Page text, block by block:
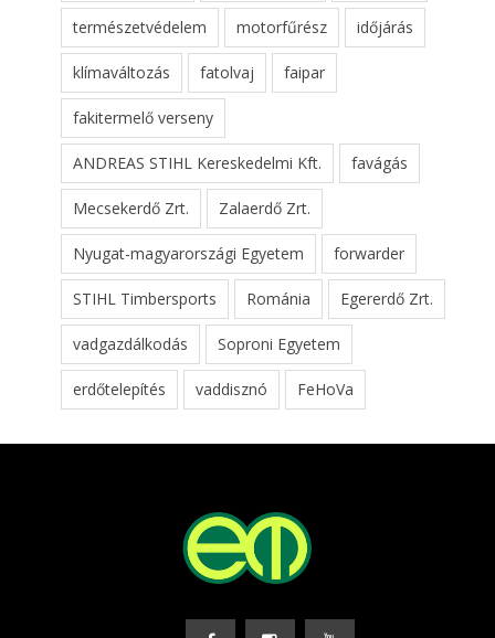
természetvédelem motorfűrész időjárás
klímaváltozás fatolvaj faipar
fakitermelő verseny
ANDREAS STIHL Kereskedelmi Kft. favágás
Mecsekerdő Zrt. Zalaerdő Zrt.
Nyugat-magyarországi Egyetem forwarder
STIHL Timbersports Románia Egererdő Zrt.
vadgazdálkodás Soproni Egyetem
erdőtelepítés vaddisznó FeHoVa